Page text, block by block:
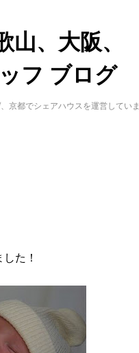
、大阪、
フ ブログ
京都でシェアハウスを運営していま
た！